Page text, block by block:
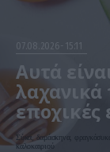
07.08.2026 15:11
Αυτά
λαχανικά
εποχικές
βάλετε
Σύκα, δαμάσκηνα,
καλοκαιριού